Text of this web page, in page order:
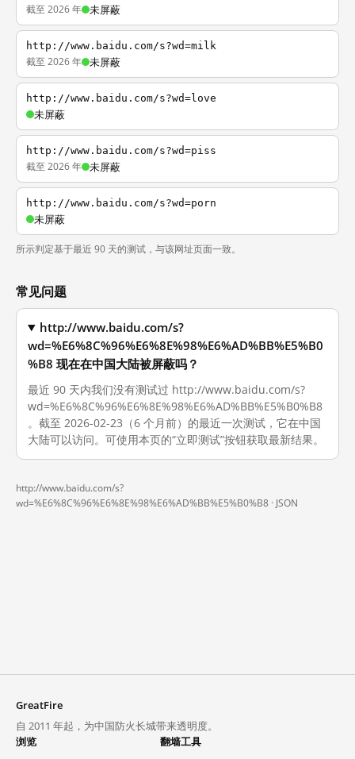
截至 2026 年 未屏蔽
http://www.baidu.com/s?wd=milk
截至 2026 年 未屏蔽
http://www.baidu.com/s?wd=love
未屏蔽
http://www.baidu.com/s?wd=piss
截至 2026 年 未屏蔽
http://www.baidu.com/s?wd=porn
未屏蔽
所示判定基于最近 90 天的测试，与该网址页面一致。
常见问题
http://www.baidu.com/s?
wd=%E6%8C%96%E6%8E%98%E6%AD%BB%E5%B0
%B8 现在在中国大陆被屏蔽吗？
最近 90 天内我们没有测试过 http://www.baidu.com/s?
wd=%E6%8C%96%E6%8E%98%E6%AD%BB%E5%B0%B8
。截至 2026-02-23（6 个月前）的最近一次测试，它在中国
大陆可以访问。可使用本页的“立即测试”按钮获取最新结果。
http://www.baidu.com/s?
wd=%E6%8C%96%E6%8E%98%E6%AD%BB%E5%B0%B8 · JSON
GreatFire
自 2011 年起，为中国防火长城带来透明度。
浏览
翻墙工具